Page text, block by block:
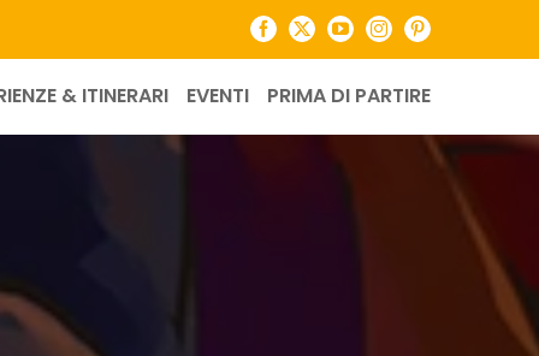
Facebook
X YouTubeInstagramPinterest
& ITINERARI EVENTI PRIMA DI PARTIRE